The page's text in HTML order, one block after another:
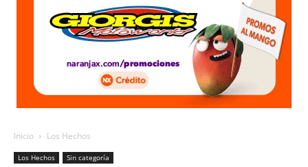
Inicio Los Hechos
Los Hechos Sin categoría